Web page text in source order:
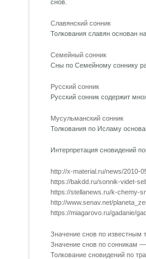
снов.
Славянский сонник
Толкования славян основан
Семейный сонник
Сны по Семейному соннику
Русский сонник
Русский сонник содержит
Мусульманский сонник
Толкования по Исламу
Интерпретация сновидений
http://x-material.ru/news/2010-
https://bakdd.ru/sonnik-videt-
https://stellanews.ru/k-chemy-
http://www.senav.net/
https://miagarovo.ru/gadanie/
Значение снов по известным
Значение снов по сонникам
Толкование сновидений по